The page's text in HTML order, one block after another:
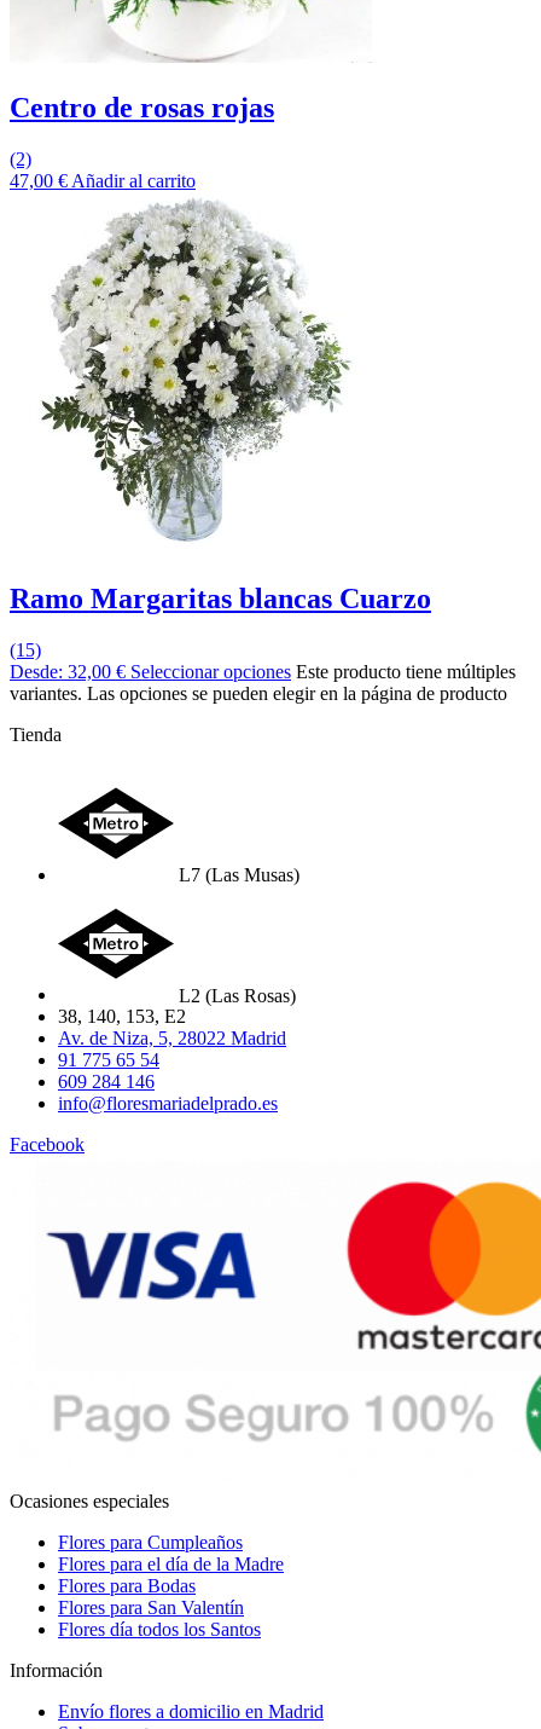
Centro de rosas rojas
(2)
47,00 € Añadir al carrito
Ramo Margaritas blancas Cuarzo
(15)
Desde: 32,00 € Seleccionar opciones Este producto tiene múltiples
variantes. Las opciones se pueden elegir en la página de producto
Tienda
L7 (Las Musas)
L2 (Las Rosas)
38, 140, 153, E2
Av. de Niza, 5, 28022 Madrid
91 775 65 54
609 284 146
info@floresmariadelprado.es
Facebook
Ocasiones especiales
Flores para Cumpleaños
Flores para el día de la Madre
Flores para Bodas
Flores para San Valentín
Flores día todos los Santos
Información
Envío flores a domicilio en Madrid